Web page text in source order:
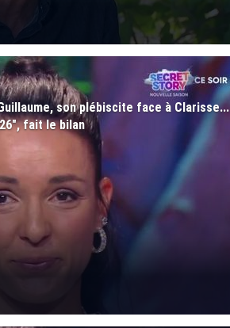
son plébiscite face à Clarisse...
fait le bilan